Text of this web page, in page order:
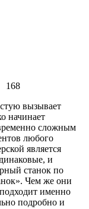
168
вызывает
начинает
сложным
любого
является
и
станок по
Чем же они
именно
подробно и